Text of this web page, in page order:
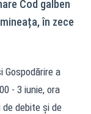
Cod galben
în zece
a
- 3 iunie, ora
de debite și de